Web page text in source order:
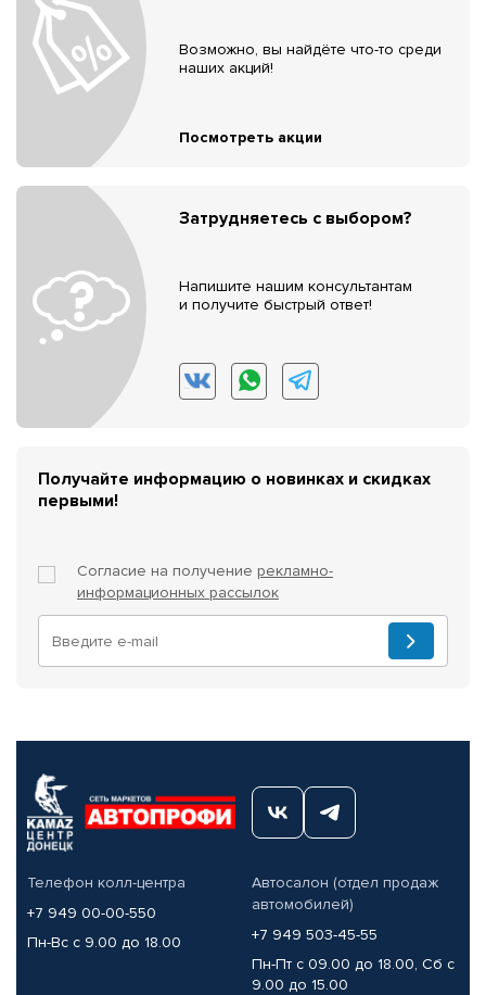
Возможно, вы найдёте что-то среди
наших акций!
Посмотреть акции
Затрудняетесь с выбором?
Напишите нашим консультантам
и получите быстрый ответ!
Получайте информацию о новинках и скидках
первыми!
Согласие на получение рекламно-
информационных рассылок
Телефон колл-центра
+7 949 00-00-550
Пн-Вс с 9.00 до 18.00
Автосалон (отдел продаж
автомобилей)
+7 949 503-45-55
Пн-Пт с 09.00 до 18.00, Сб с
9.00 до 15.00